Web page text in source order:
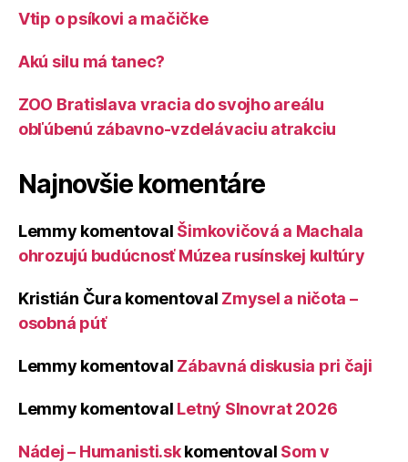
Vtip o psíkovi a mačičke
Akú silu má tanec?
ZOO Bratislava vracia do svojho areálu
obľúbenú zábavno-vzdelávaciu atrakciu
Najnovšie komentáre
Lemmy komentoval Šimkovičová a Machala
ohrozujú budúcnosť Múzea rusínskej kultúry
Kristián Čura komentoval Zmysel a ničota –
osobná púť
Lemmy komentoval Zábavná diskusia pri čaji
Lemmy komentoval Letný Slnovrat 2026
Nádej – Humanisti.skkomentoval Som v